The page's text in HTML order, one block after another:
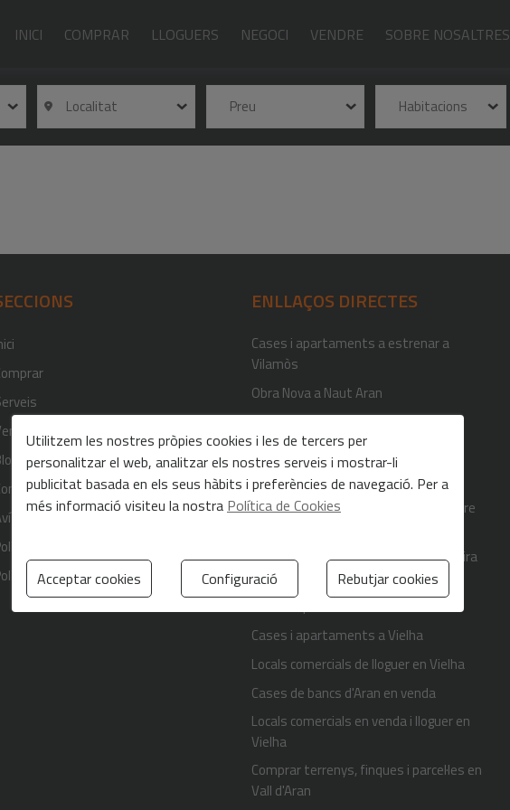
INICI COMPRAR LLOGUERS NEGOCI VENDRE SOBRE NOSALTRES
Localitat Preu Habitacions
Legal
de privacitat
de Cookies
ENLLAÇOS DIRECTES
Cases i apartaments a estrenar a
Vilamòs
Obra Nova a Naut Aran
Novetats
Novetats
Propietat en venda Vall d'Aran
Comunicat Eth puntet & Solevar sobre
Lloguer temporada d'esquí de Baqueira
Beret
Cases i apartaments a Vielha
Locals comercials de lloguer en Vielha
Cases de bancs d'Aran en venda
Locals comercials en venda i lloguer en
Vielha
Comprar terrenys, finques i parcel·les en
Vall d'Aran
Utilitzem les nostres pròpies cookies i les de tercers per
personalitzar el web, analitzar els nostres serveis i mostrar-li
publicitat basada en els seus hàbits i preferències de navegació. Per a
més informació visiteu la nostra Política de Cookies
Acceptar cookies Configuració Rebutjar cookies